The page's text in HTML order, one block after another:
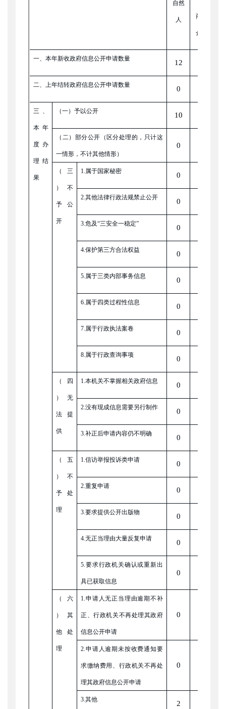
自然
人 商业
企业
一、本年新收政府信息公开申请数量 12
二、上年结转政府信息公开申请数量 0
三、
本年
度办
理结
果
（一）予以公开 10
（二）部分公开（区分处理的，只计这
一情形，不计其他情形）
0
（三
）不
予公
开
1.属于国家秘密 0
2.其他法律行政法规禁止公开 0
3.危及“三安全一稳定” 0
4.保护第三方合法权益 0
5.属于三类内部事务信息 0
6.属于四类过程性信息 0
7.属于行政执法案卷 0
8.属于行政查询事项 0
（四
）无
法提
供
1.本机关不掌握相关政府信息 0
2.没有现成信息需要另行制作 0
3.补正后申请内容仍不明确 0
（五
）不
予处
理
1.信访举报投诉类申请 0
2.重复申请 0
3.要求提供公开出版物 0
4.无正当理由大量反复申请 0
5.要求行政机关确认或重新出
具已获取信息
0
（六
）其
他处
理
1.申请人无正当理由逾期不补
正、行政机关不再处理其政府
信息公开申请
0
2.申请人逾期未按收费通知要
求缴纳费用、行政机关不再处
理其政府信息公开申请
0
3.其他 2